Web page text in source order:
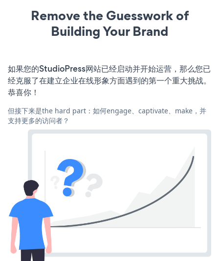
Remove the Guesswork of
Building Your Brand
如果您的StudioPress网站已经启动并开始运营，那么您已
经克服了在建立企业在线形象方面遇到的第一个重大挑战。
恭喜你！
但接下来是the hard part：如何engage、captivate、make，并
支持更多的访问者？